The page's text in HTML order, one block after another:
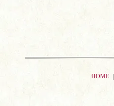
HOME